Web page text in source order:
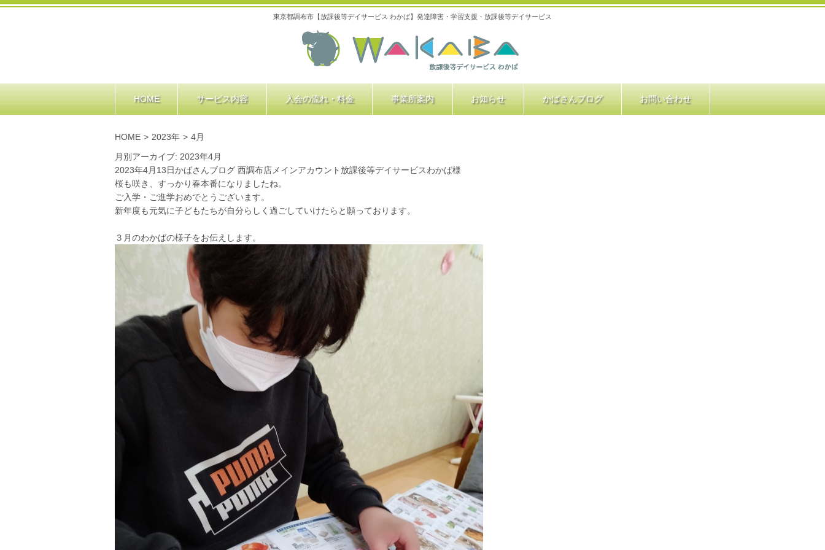
東京都調布市【放課後等デイサービス わかば】発達障害・学習支援・放課後等デイサービス
HOME サービス内容 入会の流れ・料金 事業所案内 お知らせ かばさんブログ お問い合わせ
HOME > 2023年 > 4月
月別アーカイブ: 2023年4月
2023年4月13日かばさんブログ 西調布店 メインアカウント放課後等デイサービスわかば様
桜も咲き、すっかり春本番になりましたね。
ご入学・ご進学おめでとうございます。
新年度も元気に子どもたちが自分らしく過ごしていけたらと願っております。
３月のわかばの様子をお伝えします。